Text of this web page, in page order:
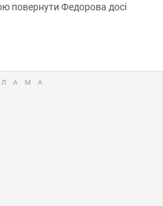
повернути Федорова досі